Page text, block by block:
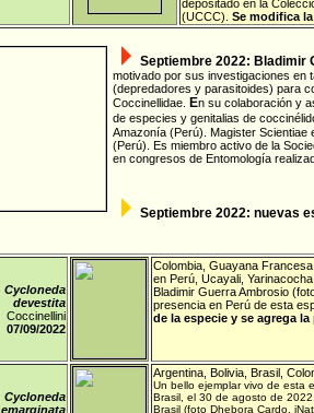
depositado en la
(UCCC). Se modifica
Septiembre 2022: Bladimir
motivado por sus investigaciones en
(depredadores y parasitoides) para
Coccinellidae.
En su colaboración y
de especies y genitalias de
Amazonía (Perú). Magister Scientiae
(Perú). Es miembro activo de la
en congresos de Entomología
Septiembre 2022: nuevas
Cycloneda
devestita
Coccinellini
07/09/2022
Colombia, Guayana Francesa
en Perú, Ucayali,
Bladimir Guerra Ambrosio
presencia en Perú de esta
de la especie y se agrega la
Cycloneda
emarginata
Argentina, Bolivia, Brasil,
Un bello ejemplar vivo de esta
Brasil, el 30 de agosto de
Brasil (foto Dhebora Cardo,